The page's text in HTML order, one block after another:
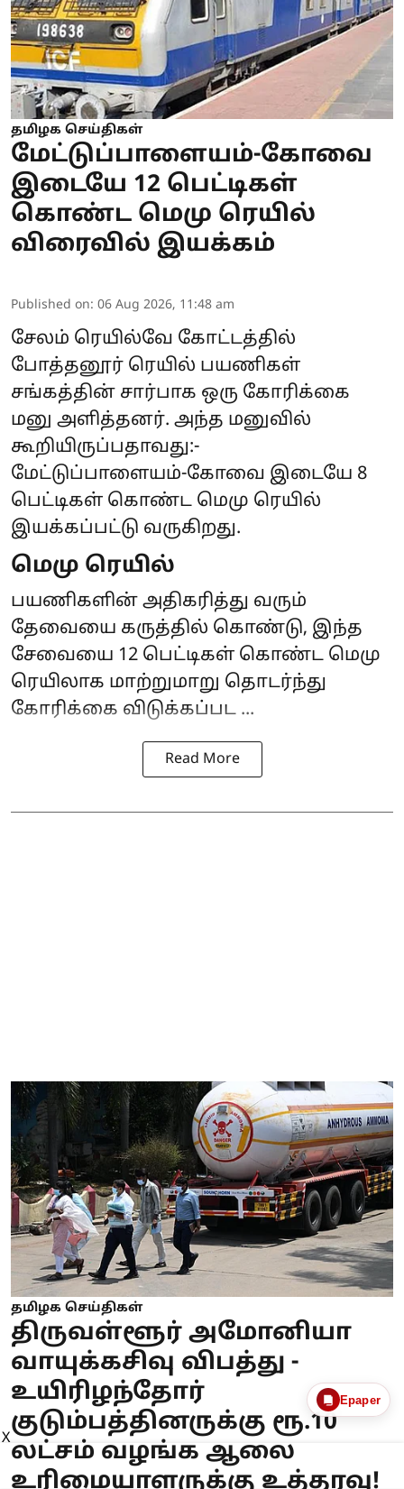
தமிழக செய்திகள்
மேட்டுப்பாளையம்-கோவை
இடையே 12 பெட்டிகள்
கொண்ட மெமு ரெயில்
விரைவில் இயக்கம்
Published on: 06 Aug 2026, 11:48 am
சேலம் ரெயில்வே கோட்டத்தில்
போத்தனூர் ரெயில் பயணிகள்
சங்கத்தின் சார்பாக ஒரு கோரிக்கை
மனு அளித்தனர். அந்த மனுவில்
கூறியிருப்பதாவது:-
மேட்டுப்பாளையம்-கோவை இடையே 8
பெட்டிகள் கொண்ட மெமு ரெயில்
இயக்கப்பட்டு வருகிறது.
மெமு ரெயில்
பயணிகளின் அதிகரித்து வரும்
தேவையை கருத்தில் கொண்டு, இந்த
சேவையை 12 பெட்டிகள் கொண்ட மெமு
ரெயிலாக மாற்றுமாறு தொடர்ந்து
கோரிக்கை விடுக்கப்பட ...
Read More
தமிழக செய்திகள்
திருவள்ளூர் அமோனியா
வாயுக்கசிவு விபத்து -
உயிரிழந்தோர்
குடும்பத்தினருக்கு ரூ.10
லட்சம் வழங்க ஆலை
உரிமையாளருக்கு உத்தரவு!
Epaper
X